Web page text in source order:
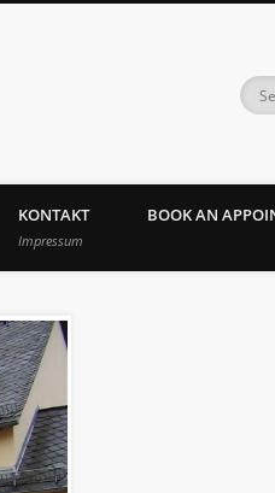
KONTAKT
Impressum
BOOK AN